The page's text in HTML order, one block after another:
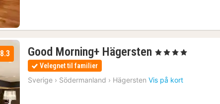
8.3 Good Morning+ Hägersten 1
fra
590
, 4 Stjerner
Velegnet til familier
Sverige › Södermanland › Hägersten Vis på kort